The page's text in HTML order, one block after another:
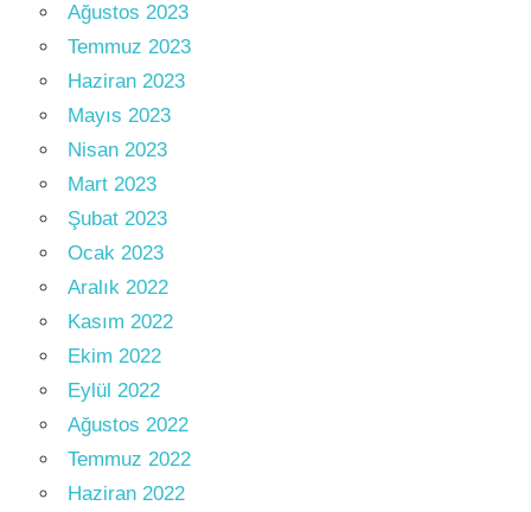
Ağustos 2023
Temmuz 2023
Haziran 2023
Mayıs 2023
Nisan 2023
Mart 2023
Şubat 2023
Ocak 2023
Aralık 2022
Kasım 2022
Ekim 2022
Eylül 2022
Ağustos 2022
Temmuz 2022
Haziran 2022